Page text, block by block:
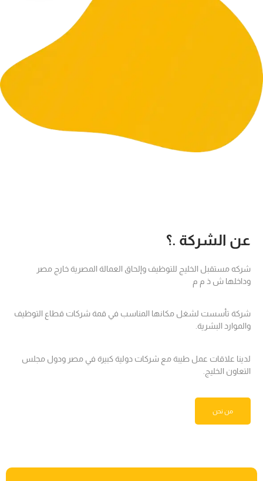
عن الشركة .؟
شركه مستقبل الخليج للتوظيف وإلحاق العمالة المصرية خارج مصر
وداخلها ش ذ م م
شركة تأسست لشغل مكانها المناسب في قمة شركات قطاع التوظيف
والموارد البشرية.
لدينا علاقات عمل طيبة مع شركات دولية كبيرة في مصر ودول مجلس
التعاون الخليج.
من نحن